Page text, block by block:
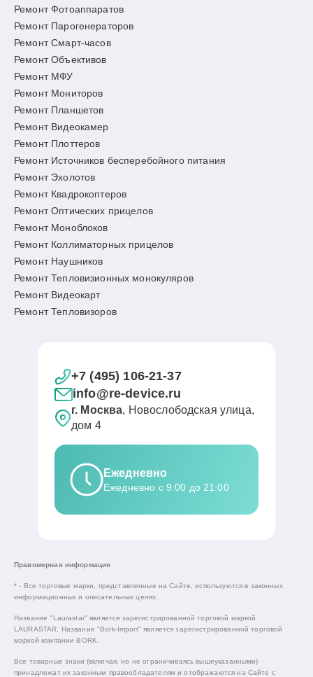
Ремонт Фотоаппаратов
Ремонт Парогенераторов
Ремонт Смарт-часов
Ремонт Объективов
Ремонт МФУ
Ремонт Мониторов
Ремонт Планшетов
Ремонт Видеокамер
Ремонт Плоттеров
Ремонт Источников бесперебойного питания
Ремонт Эхолотов
Ремонт Квадрокоптеров
Ремонт Оптических прицелов
Ремонт Моноблоков
Ремонт Коллиматорных прицелов
Ремонт Наушников
Ремонт Тепловизионных монокуляров
Ремонт Видеокарт
Ремонт Тепловизоров
+7 (495) 106-21-37
info@re-device.ru
г. Москва, Новослободская улица,
дом 4
Ежедневно
Ежедневно с 9:00 до 21:00
Правомерная информация
* - Все торговые марки, представленные на Сайте, используются в законных
информационных и описательных целях.
Название "Laurastar" является зарегистрированной торговой маркой
LAURASTAR. Название "Bork-Import" является зарегистрированной торговой
маркой компании BORK.
Все товарные знаки (включая, но не ограничиваясь вышеуказанными)
принадлежат их законным правообладателям и отображаются на Сайте с